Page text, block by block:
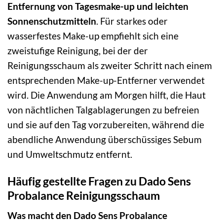
Entfernung von Tagesmake-up und leichten
Sonnenschutzmitteln. Für starkes oder
wasserfestes Make-up empfiehlt sich eine
zweistufige Reinigung, bei der der
Reinigungsschaum als zweiter Schritt nach einem
entsprechenden Make-up-Entferner verwendet
wird. Die Anwendung am Morgen hilft, die Haut
von nächtlichen Talgablagerungen zu befreien
und sie auf den Tag vorzubereiten, während die
abendliche Anwendung überschüssiges Sebum
und Umweltschmutz entfernt.
Häufig gestellte Fragen zu Dado Sens
Probalance Reinigungsschaum
Was macht den Dado Sens Probalance